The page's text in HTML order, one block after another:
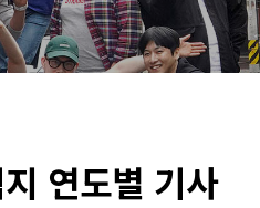
연도별 기사